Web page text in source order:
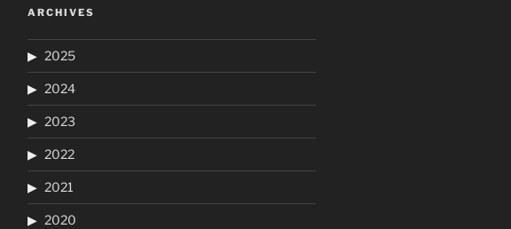
ARCHIVES
2025
2024
2023
2022
2021
2020